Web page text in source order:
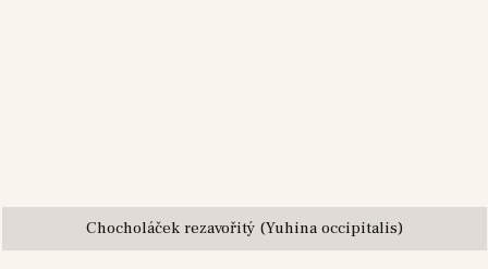
Chocholáček rezavořitý (Yuhina occipitalis)